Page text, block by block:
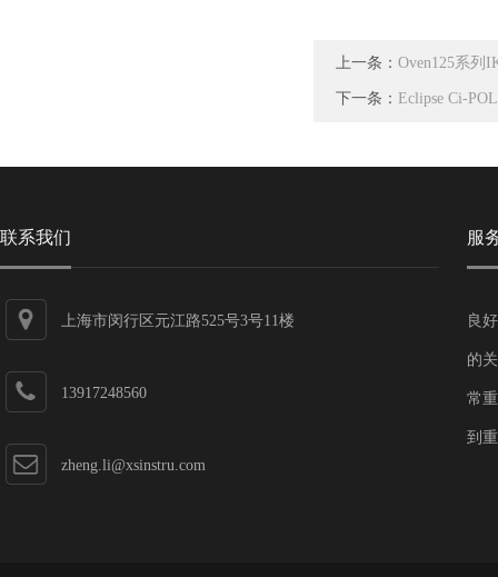
上一条： Oven125系列
下一条： Eclipse Ci-
联系我们
上海市闵行区元江路525号3号11楼
13917248560
zheng.li@xsinstru.com
服
良
的
常
到